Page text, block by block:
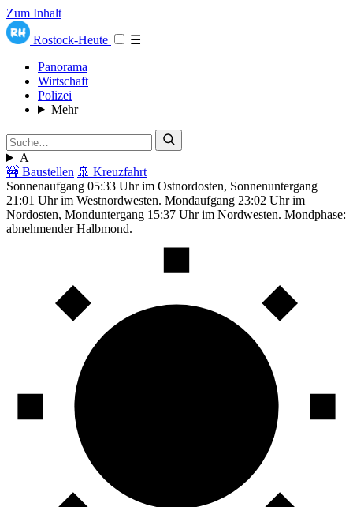
Zum Inhalt
Rostock-Heute
☰
Panorama
Wirtschaft
Polizei
Mehr
A
🚧 Baustellen 🚢 Kreuzfahrt
Sonnenaufgang 05:33 Uhr im Ostnordosten, Sonnenuntergang
21:01 Uhr im Westnordwesten. Mondaufgang 23:02 Uhr im
Nordosten, Monduntergang 15:37 Uhr im Nordwesten. Mondphase:
abnehmender Halbmond.